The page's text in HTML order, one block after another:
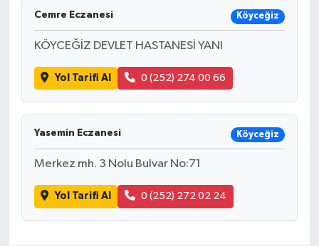
Cemre Eczanesi Köyceğiz
KÖYCEĞİZ DEVLET HASTANESİ YANI
Yol Tarifi Al 0 (252) 274 00 66
Yasemin Eczanesi Köyceğiz
Merkez mh. 3 Nolu Bulvar No:71
Yol Tarifi Al 0 (252) 272 02 24